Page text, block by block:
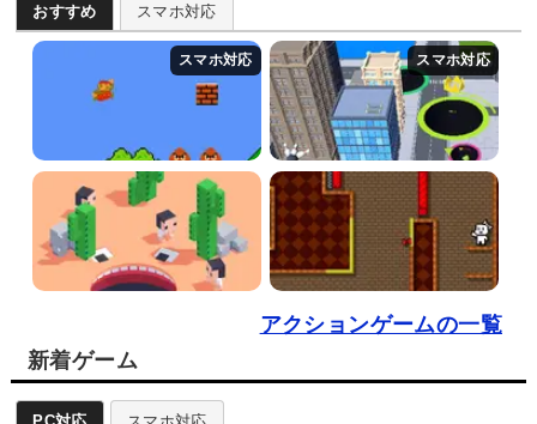
おすすめ スマホ対応
アクションゲームの一覧
新着ゲーム